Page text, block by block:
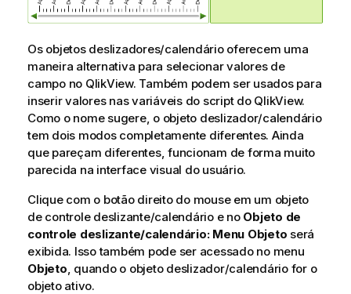
Os objetos deslizadores/calendário oferecem uma
maneira alternativa para selecionar valores de
campo no QlikView. Também podem ser usados para
inserir valores nas variáveis do script do QlikView.
Como o nome sugere, o objeto deslizador/calendário
tem dois modos completamente diferentes. Ainda
que pareçam diferentes, funcionam de forma muito
parecida na interface visual do usuário.
Clique com o botão direito do mouse em um objeto
de controle deslizante/calendário e no Objeto de
controle deslizante/calendário: Menu Objeto será
exibida. Isso também pode ser acessado no menu
Objeto , quando o objeto deslizador/calendário for o
objeto ativo.